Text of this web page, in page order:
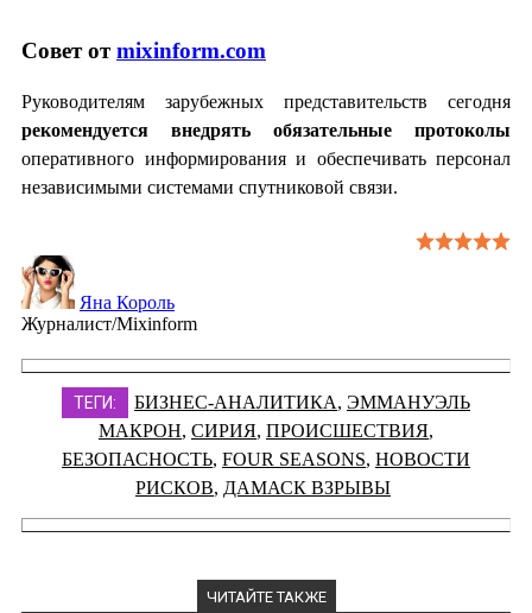
Совет отmixinform.com
Руководителям зарубежных представительств сегодня
рекомендуется внедрять обязательные протоколы
оперативного информирования и обеспечивать персонал
независимыми системами спутниковой связи.
Яна Король
Журналист/Mixinform
ТЕГИ: БИЗНЕС-АНАЛИТИКА, ЭММАНУЭЛЬ
МАКРОН, СИРИЯ, ПРОИСШЕСТВИЯ,
БЕЗОПАСНОСТЬ, FOUR SEASONS, НОВОСТИ
РИСКОВ, ДАМАСК ВЗРЫВЫ
ЧИТАЙТЕ ТАКЖЕ